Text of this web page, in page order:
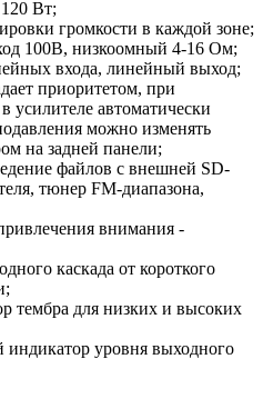
Вт;
громкости в каждой зоне;
100В, низкоомный 4-16 Ом;
входа, линейный выход;
приоритетом, при
усилителе автоматически
можно изменять
на задней панели;
файлов с внешней SD-
тюнер FM-диапазона,
внимания -
каскада от короткого
тембра для низких и высоких
уровня выходного